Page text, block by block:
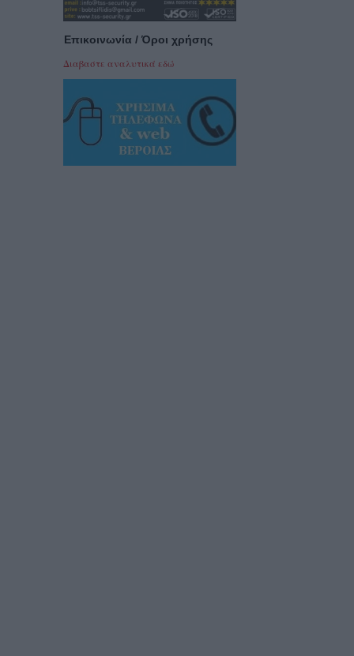
Επικοινωνία / Όροι χρήσης
Διαβαστε αναλυτικά εδώ